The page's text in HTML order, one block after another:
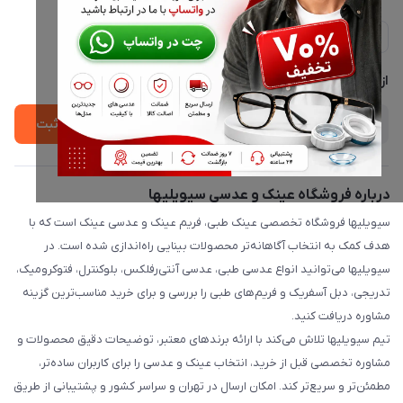
ارسال فوری در تهران + ارسال به سراسر کشور
مجله فروشگاه
لیست محصولات
درباره ما
حریم خصوصی
پشتیبانی واتساپ 09397003162
از جدید‌ترین تخفیف‌ها با‌ خبر شوید
ثبت
درباره فروشگاه عینک و عدسی سیویلیها
سیویلیها فروشگاه تخصصی عینک طبی، فریم عینک و عدسی عینک است که با
هدف کمک به انتخاب آگاهانه‌تر محصولات بینایی راه‌اندازی شده است. در
سیویلیها می‌توانید انواع عدسی طبی، عدسی آنتی‌رفلکس، بلوکنترل، فتوکرومیک،
تدریجی، دبل آسفریک و فریم‌های طبی را بررسی و برای خرید مناسب‌ترین گزینه
مشاوره دریافت کنید.
تیم سیویلیها تلاش می‌کند با ارائه برندهای معتبر، توضیحات دقیق محصولات و
مشاوره تخصصی قبل از خرید، انتخاب عینک و عدسی را برای کاربران ساده‌تر،
مطمئن‌تر و سریع‌تر کند. امکان ارسال در تهران و سراسر کشور و پشتیبانی از طریق